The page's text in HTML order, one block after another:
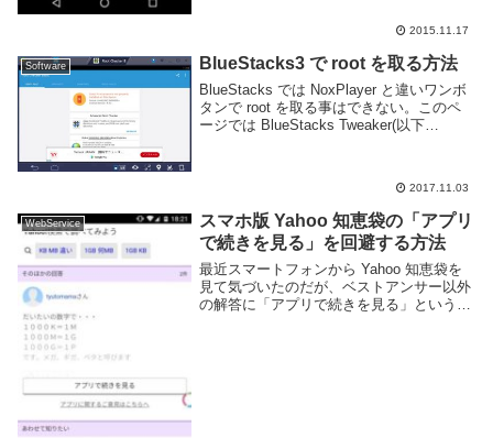
2015.11.17
Software BlueStacks3 で root を取る方法
BlueStacks では NoxPlayer と違いワンボ
タンで root を取る事はできない。このペ
ージでは BlueStacks Tweaker(以下
2017.11.03
WebService
スマホ版 Yahoo 知恵袋の「アプリ
で続きを見る」を回避する方法
最近スマートフォンから Yahoo 知恵袋を
見て気づいたのだが、ベストアンサー以外
の解答に「アプリで続きを見る」という表